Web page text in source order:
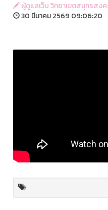
ผู้ดูแลเว็บ วิทยาเขตสมุทรสง
30 มีนาคม 2569 09:06:20